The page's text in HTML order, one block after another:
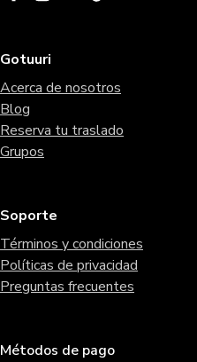
Gotuuri
Acerca de nosotros
Blog
Reserva tu traslado
Grupos
Soporte
Términos y condiciones
Políticas de privacidad
Preguntas frecuentes
Métodos de pago